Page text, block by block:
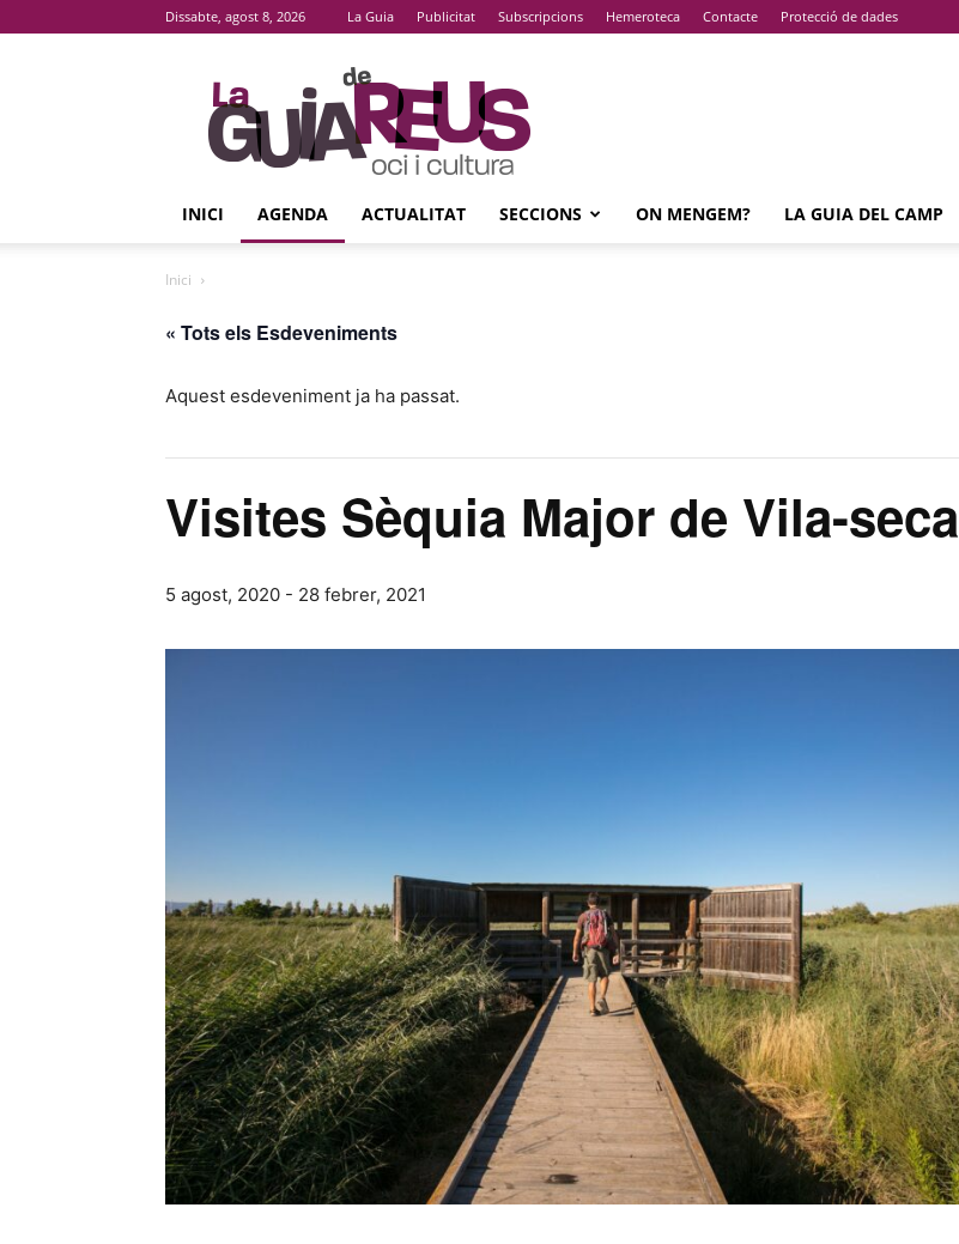
Dissabte, agost 8, 2026 La Guia Publicitat Subscripcions Hemeroteca Contacte Protecció de dades
La
Guia
De
Reus
INICI AGENDA ACTUALITAT SECCIONS ON MENGEM? LA GUIA DEL CAMP
Inici
« Tots els Esdeveniments
Aquest esdeveniment ja ha passat.
Visites Sèquia Major de Vila-seca
5 agost, 2020 - 28 febrer, 2021